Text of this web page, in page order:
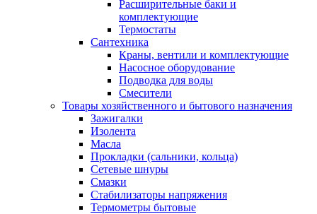
Расширительные баки и
комплектующие
Термостаты
Сантехника
Краны, вентили и комплектующие
Насосное оборудование
Подводка для воды
Смесители
Товары хозяйственного и бытового назначения
Зажигалки
Изолента
Масла
Прокладки (сальники, кольца)
Сетевые шнуры
Смазки
Стабилизаторы напряжения
Термометры бытовые